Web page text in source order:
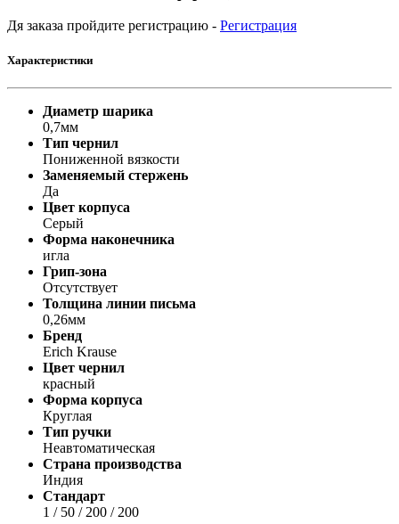
Дя заказа пройдите регистрацию - Регистрация
Характеристики
Диаметр шарика
0,7мм
Тип чернил
Пониженной вязкости
Заменяемый стержень
Да
Цвет корпуса
Серый
Форма наконечника
игла
Грип-зона
Отсутствует
Толщина линии письма
0,26мм
Бренд
Erich Krause
Цвет чернил
красный
Форма корпуса
Круглая
Тип ручки
Неавтоматическая
Страна производства
Индия
Стандарт
1 / 50 / 200 / 200